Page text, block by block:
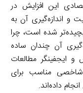
این افزایش در
و اندازه‌گیری آن به
شده است، چرا
آن چندان ساده
و ایجفینگر مطالعات
مناسب برای
داده‌اند.